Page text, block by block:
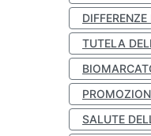
DIFFERENZE
TUTELA
SALUTE